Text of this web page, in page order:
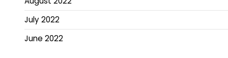
July 2022
June 2022